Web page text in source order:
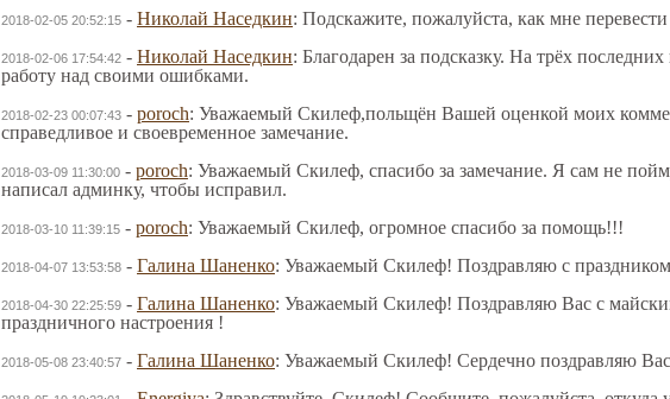
2018-02-05 20:52:15 - Николай Наседкин: Подскажите, пожалуйста, как мне
2018-02-06 17:54:42 - Николай Наседкин: Благодарен за подсказку. На трёх
работу над своими ошибками.
2018-02-23 00:07:43 - poroch: Уважаемый Скилеф,польщён Вашей оценкой моих
справедливое и своевременное замечание.
2018-03-09 11:30:00 - poroch: Уважаемый Скилеф, спасибо за замечание. Я сам не
написал админку, чтобы исправил.
2018-03-10 11:39:15 - poroch: Уважаемый Скилеф, огромное спасибо за помощь!!!
2018-04-07 13:53:58 - Галина Шаненко: Уважаемый Скилеф! Поздравляю с
2018-04-30 22:25:59 - Галина Шаненко: Уважаемый Скилеф! Поздравляю Вас с
праздничного настроения !
2018-05-08 23:40:57 - Галина Шаненко: Уважаемый Скилеф! Сердечно поздравляю